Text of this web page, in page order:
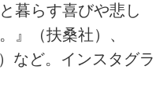
暮らす喜びや悲し
』（扶桑社）、
など。インスタグラ